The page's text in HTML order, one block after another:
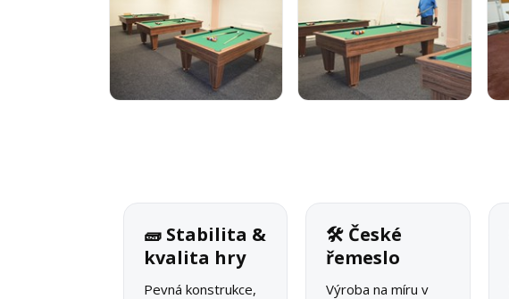
🧱 Stabilita &
kvalita hry
Pevná konstrukce,
🛠 České
řemeslo
Výroba na míru v